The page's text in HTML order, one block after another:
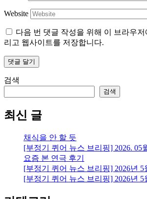
Website
다음 번 댓글 작성을 위해 이 브라우
리고 웹사이트를 저장합니다.
검색
검색
최신 글
채식을 안 할 듯
[부정기 퀴어 뉴스 브리핑] 2026. 05
요즘 본 연극 후기
[부정기 퀴어 뉴스 브리핑] 2026년 5
[부정기 퀴어 뉴스 브리핑] 2026년 5